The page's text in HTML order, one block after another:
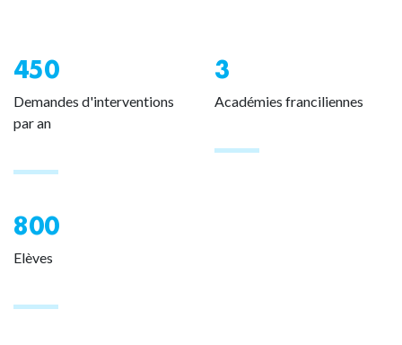
450
Demandes d'interventions
par an
3
Académies franciliennes
800
Elèves